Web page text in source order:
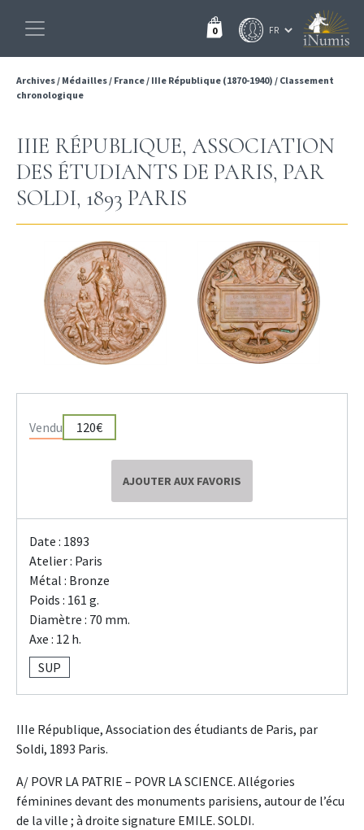
0
Archives/ Médailles/ France/ IIIe République (1870-1940) / Classement
chronologique
IIIE RÉPUBLIQUE, ASSOCIATION
DES ÉTUDIANTS DE PARIS, PAR
SOLDI, 1893 PARIS
Vendu 120€
AJOUTER AUX FAVORIS
Date : 1893
Atelier : Paris
Métal : Bronze
Poids : 161 g.
Diamètre : 70 mm.
Axe : 12 h.
SUP
IIIe République, Association des étudiants de Paris, par
Soldi, 1893 Paris.
A/ POVR LA PATRIE – POVR LA SCIENCE. Allégories
féminines devant des monuments parisiens, autour de l’écu
de la ville ; à droite signature EMILE. SOLDI.